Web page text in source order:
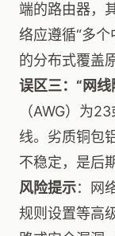
端的路由器，
络应遵循“多个
的分布式覆盖
误区三：“网线
（AWG）为
线。劣质铜包
不稳定，是后
风险提示：网
规则设置等高